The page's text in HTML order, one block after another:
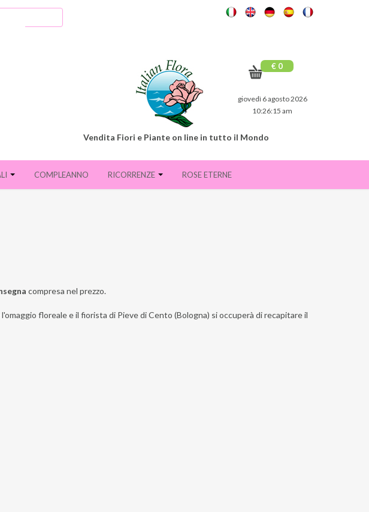
€ 0
giovedì 6 agosto 2026
10:26:16 am
Vendita Fiori e Piante on line in tutto il Mondo
COMPLEANNO RICORRENZE ROSE ETERNE
compresa nel prezzo.
floreale e il fiorista di Pieve di Cento (Bologna) si occuperà di recapitare il